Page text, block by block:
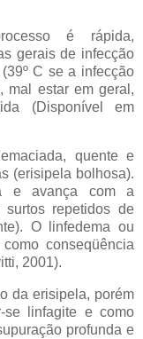
é rápida,
gerais de infecção
C se a infecção
mal estar em geral,
(Disponível em
quente e
(erisipela bolhosa).
e avança com a
repetidos de
O linfedema ou
conseqüência
2001).
da erisipela, porém
se linfagite e como
profunda e